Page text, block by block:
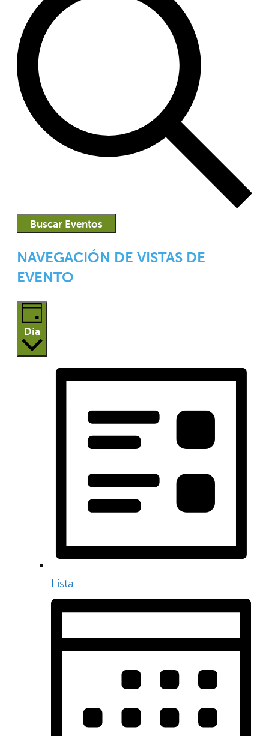
Buscar Eventos
NAVEGACIÓN DE VISTAS DE
EVENTO
Día
Lista